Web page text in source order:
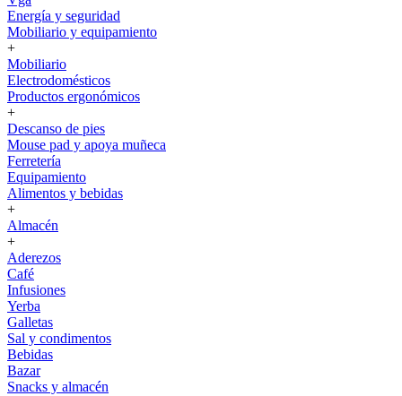
Energía y seguridad
Mobiliario y equipamiento
+
Mobiliario
Electrodomésticos
Productos ergonómicos
+
Descanso de pies
Mouse pad y apoya muñeca
Ferretería
Equipamiento
Alimentos y bebidas
+
Almacén
+
Aderezos
Café
Infusiones
Yerba
Galletas
Sal y condimentos
Bebidas
Bazar
Snacks y almacén